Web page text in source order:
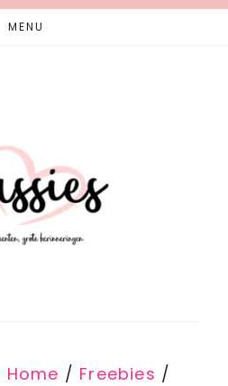
MENU
Home / Freebies /